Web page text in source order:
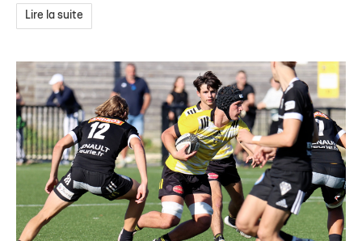
Lire la suite